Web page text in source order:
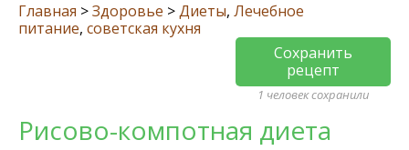
Главная >Здоровье >Диеты, Лечебное
питание, советская кухня
Сохранить
рецепт
1 человек сохранили
Рисово-компотная диета